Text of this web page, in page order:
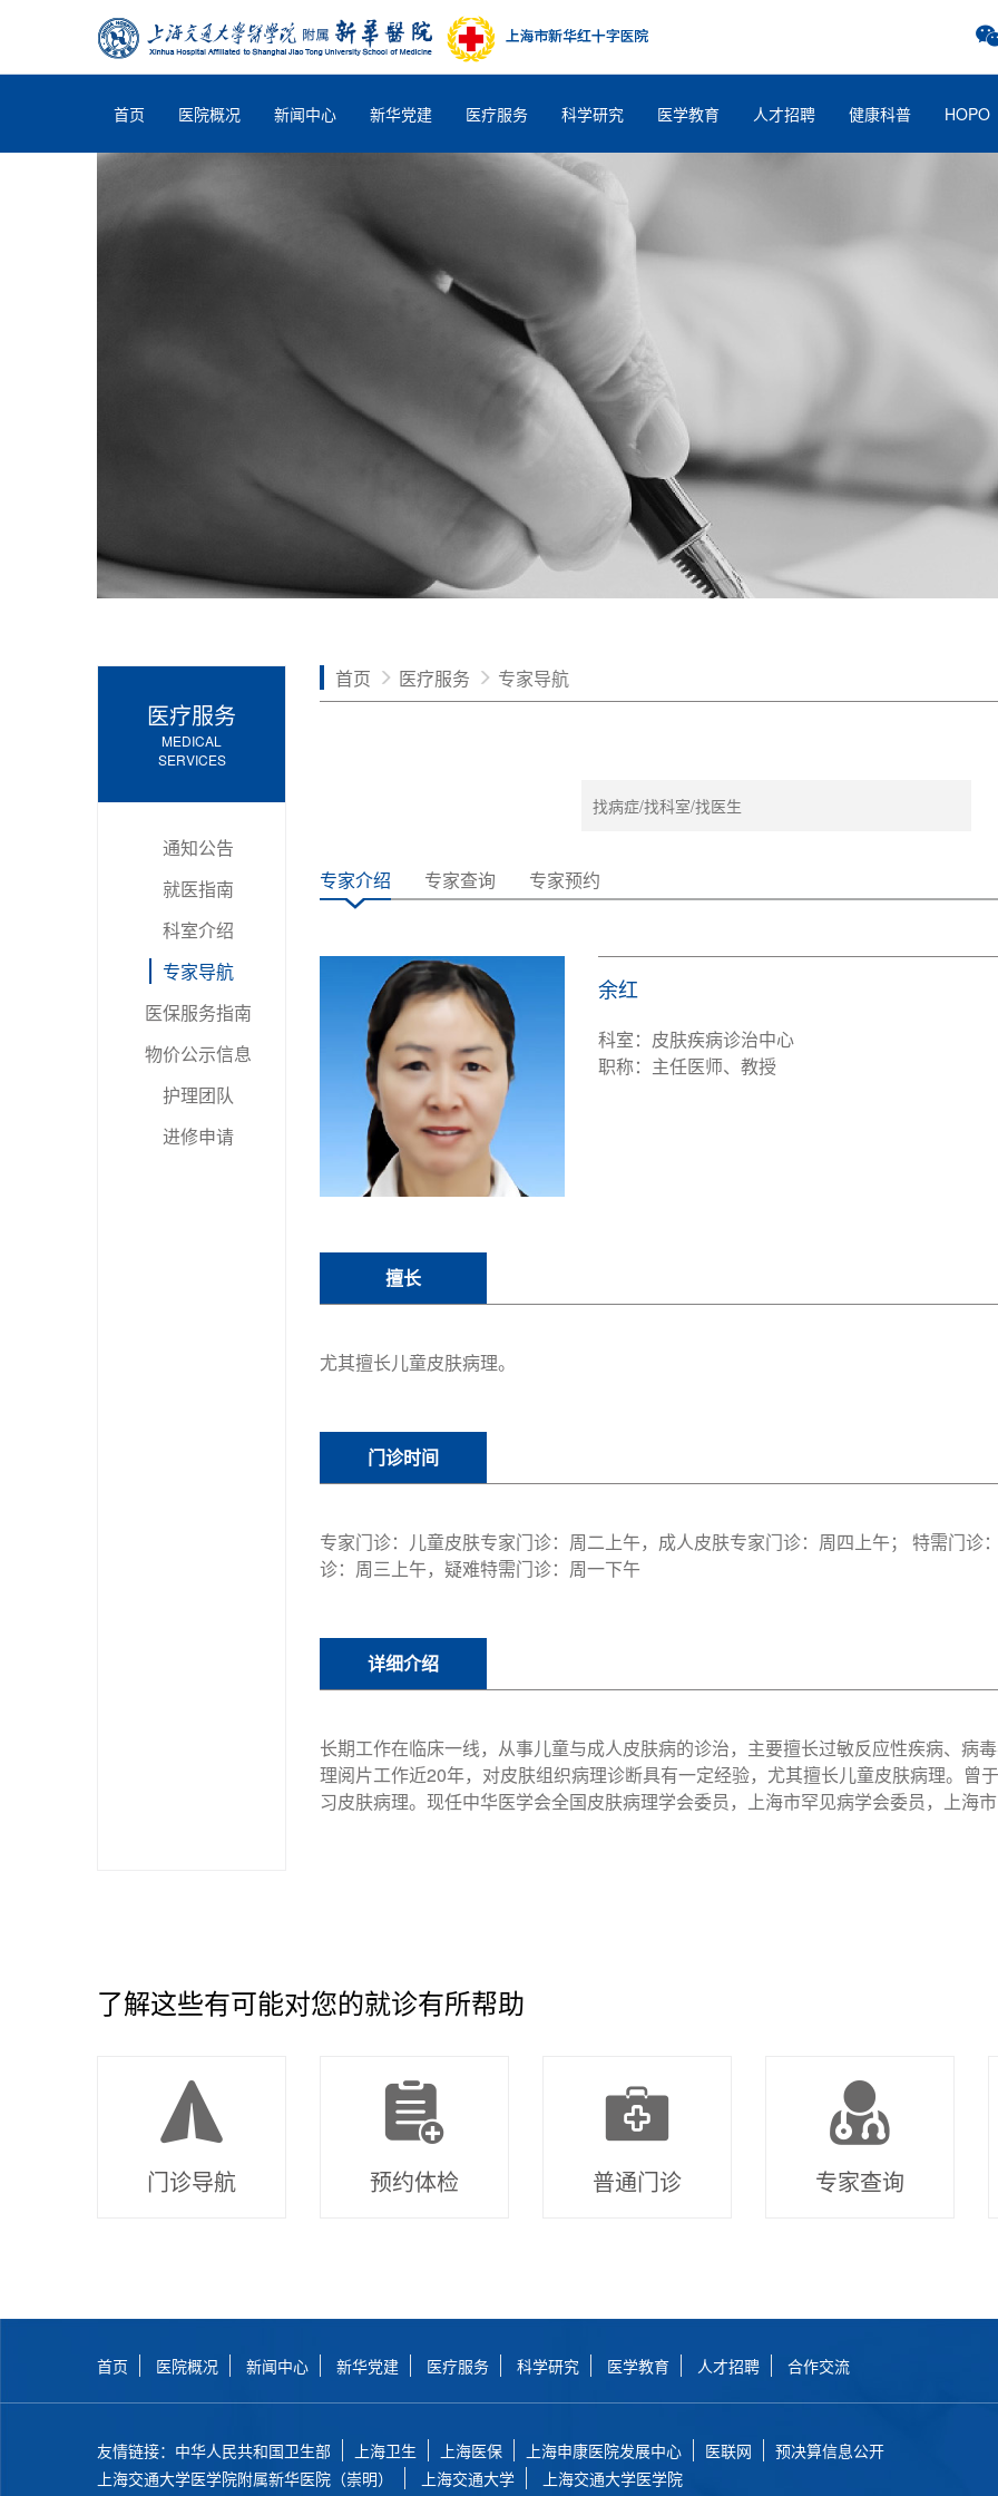
首页 医院概况 新闻中心 新华党建 医疗服务 科学研究 医学教育 人才招聘 健康科普 HOPO
医疗服务
MEDICAL
SERVICES
通知公告
就医指南
科室介绍
专家导航
医保服务指南
物价公示信息
护理团队
进修申请
首页 医疗服务 专家导航
专家介绍 专家查询 专家预约
余红
科室：皮肤疾病诊治中心
职称：主任医师、教授
擅长
尤其擅长儿童皮肤病理。
门诊时间
专家门诊：儿童皮肤专家门诊：周二上午，成人皮肤专家门诊：周四上午； 特需门诊
诊：周三上午，疑难特需门诊：周一下午
详细介绍
长期工作在临床一线，从事儿童与成人皮肤病的诊治，主要擅长过敏反应性疾病、病
理阅片工作近20年，对皮肤组织病理诊断具有一定经验，尤其擅长儿童皮肤病理。曾
习皮肤病理。现任中华医学会全国皮肤病理学会委员，上海市罕见病学会委员，上海
了解这些有可能对您的就诊有所帮助
门诊导航 预约体检 普通门诊 专家查询
首页 医院概况 新闻中心 新华党建 医疗服务 科学研究 医学教育 人才招聘 合作交流
友情链接： 中华人民共和国卫生部 上海卫生 上海医保 上海申康医院发展中心 医联网
预决算信息公开
上海交通大学医学院附属新华医院（崇明）
上海交通大学 上海交通大学医学院